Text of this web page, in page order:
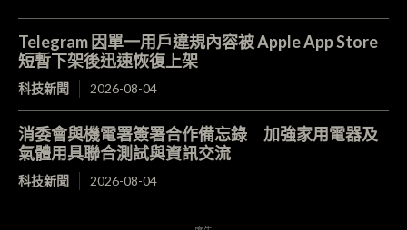
Telegram 因單一用戶違規內容被 Apple App Store
短暫下架後迅速恢復上架
科技新聞 2026-08-04
消委會與機電署簽署合作備忘錄 加強家用電器及
氣體用具聯合測試與資訊交流
科技新聞 2026-08-04